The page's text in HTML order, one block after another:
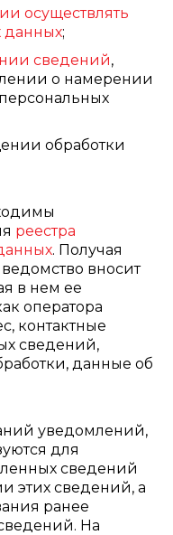
осуществлять
данных;
сведений,
о намерении
обработки
реестра
. Получая
вносит
в нем ее
оператора
контактные
сведений,
данные об
уведомлений,
для
сведений
этих сведений, а
ранее
На